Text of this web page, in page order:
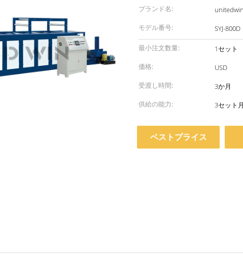
ブランド名:
モデル番号:
SYJ-800D
最小注文数量:
1セット
価格:
USD
受渡し時間:
3か月
供給の能力:
3セット
ベストプライス